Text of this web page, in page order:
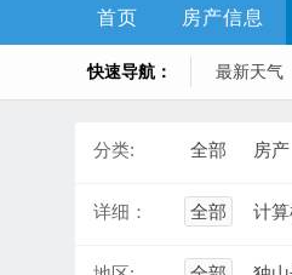
首页 房产信息
快速导航： 最新天气
分类: 全部 房产
详细： 全部 计